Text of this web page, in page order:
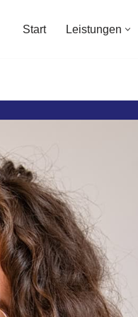
Start Leistungen